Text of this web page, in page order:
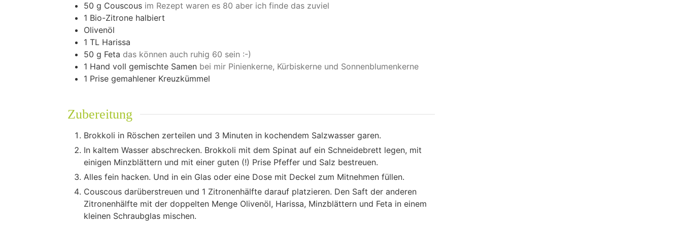
50 g Couscous im Rezept waren es 80 aber ich finde das zuviel
1 Bio-Zitrone halbiert
Olivenöl
1 TL Harissa
50 g Feta das können auch ruhig 60 sein :-)
1 Hand voll gemischte Samen bei mir Pinienkerne, Kürbiskerne und Sonnenblumenkerne
1 Prise gemahlener Kreuzkümmel
Zubereitung
Brokkoli in Röschen zerteilen und 3 Minuten in kochendem Salzwasser garen.
In kaltem Wasser abschrecken. Brokkoli mit dem Spinat auf ein Schneidebrett legen, mit
einigen Minzblättern und mit einer guten (!) Prise Pfeffer und Salz bestreuen.
Alles fein hacken. Und in ein Glas oder eine Dose mit Deckel zum Mitnehmen füllen.
Couscous darüberstreuen und 1 Zitronenhälfte darauf platzieren. Den Saft der anderen
Zitronenhälfte mit der doppelten Menge Olivenöl, Harissa, Minzblättern und Feta in einem
kleinen Schraubglas mischen.